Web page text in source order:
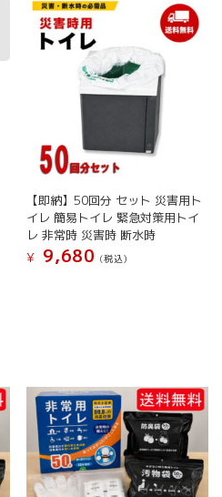
【即納】50回分 セット 災害用ト
イレ 簡易トイレ 緊急対策用トイ
レ 非常時 災害時 断水時
¥
9,680 (税込）